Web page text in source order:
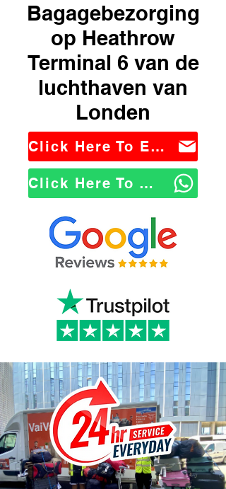
Bagagebezorging
op Heathrow
Terminal 6 van de
luchthaven van
Londen
Click Here To Email Us
Click Here To WhatsApp Us